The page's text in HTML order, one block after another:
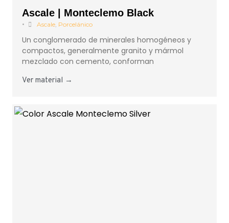
Ascale | Monteclemo Black
• Ascale, Porcelánico
Un conglomerado de minerales homogéneos y
compactos, generalmente granito y mármol
mezclado con cemento, conforman
Ver material →